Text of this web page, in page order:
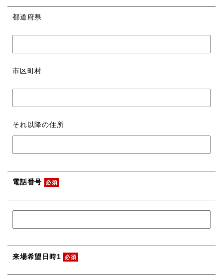
都道府県
市区町村
それ以降の住所
電話番号 必須
来場希望日時1 必須